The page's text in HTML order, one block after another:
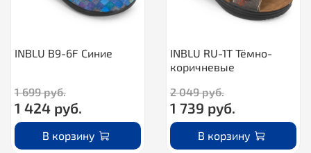
INBLU B9-6F Синие
1 699 руб.
1 424 руб.
В корзину
INBLU RU-1T Тёмно-
коричневые
2 049 руб.
1 739 руб.
В корзину